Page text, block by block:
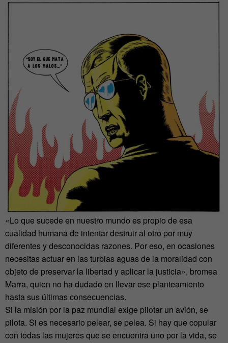
«Lo que sucede en nuestro mundo es propio de esa
cualidad humana de intentar destruir al otro por muy
diferentes y desconocidas razones. Por eso, en ocasiones
necesitas actuar en las turbias aguas de la moralidad con
objeto de preservar la libertad y aplicar la justicia», bromea
Marra, quien no ha dudado en llevar ese planteamiento
hasta sus últimas consecuencias.
Si la misión por la paz mundial exige pilotar un avión, se
pilota. Si es necesario pelear, se pelea. Si hay que copular
con todas las mujeres que se encuentra uno por la vida, se